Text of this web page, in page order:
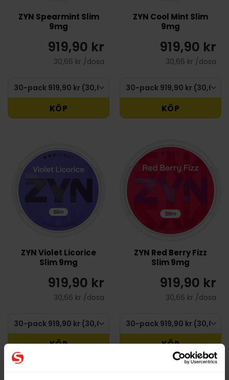
ZYN Spearmint Slim
9mg
919,90 kr
30,66 kr /dosa
KÖP
ZYN Cool Mint Slim
9mg
919,90 kr
30,66 kr /dosa
KÖP
ZYN Violet Licorice
Slim 9mg
919,90 kr
30,66 kr /dosa
KÖP
ZYN Red Berry Fizz
Slim 9mg
919,90 kr
30,66 kr /dosa
KÖP